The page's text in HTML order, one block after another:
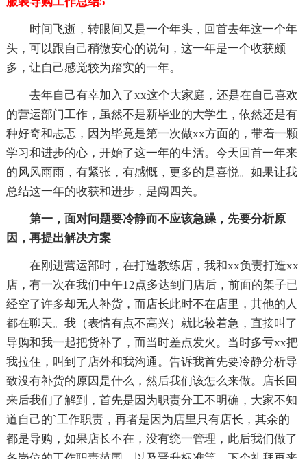
时间飞逝，转眼间又是一个年头，回首去年这一个年
头，可以跟自己稍微安心的说句，这一年是一个收获颇
多，让自己感觉较为踏实的一年。
去年自己有幸加入了xx这个大家庭，还是在自己喜欢
的营运部门工作，虽然不是新毕业的大学生，依然还是有
种好奇和忐忑，因为毕竟是第一次做xx方面的，带着一颗
学习和进步的心，开始了这一年的生活。今天回首一年来
的风风雨雨，有紧张，有感慨，更多的是喜悦。如果让我
总结这一年的收获和进步，是闯四关。
第一，面对问题要冷静而不应该急躁，先要分析原
因，再提出解决方案
在刚进营运部时，在打造教练店，我和xx负责打造xx
店，有一次在我们中午12点多达到门店后，前面的架子已
经空了许多却无人补货，而店长此时不在店里，其他的人
都在聊天。我（表情有点不高兴）就比较着急，直接叫了
导购和我一起把货补了，而当时差点发火。当时多亏xx把
我拉住，叫到了店外和我沟通。告诉我首先要冷静分析导
致没有补货的原因是什么，然后我们该怎么来做。店长回
来后我们了解到，首先是因为职责分工不明确，大家不知
道自己的`工作职责，再者是因为店里只有店长，其余的
都是导购，如果店长不在，没有统一管理，此后我们做了